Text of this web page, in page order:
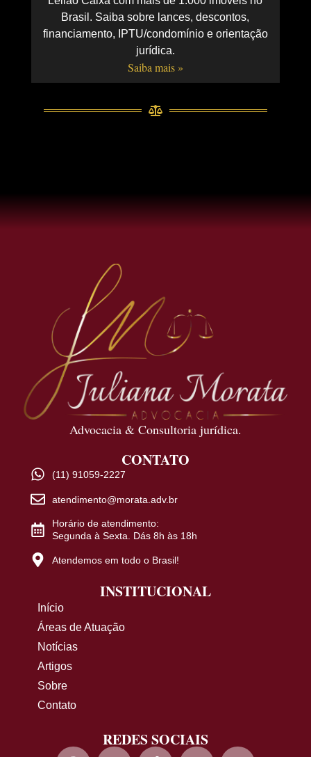
Brasil. Saiba sobre lances, descontos,
financiamento, IPTU/condomínio e orientação
jurídica.
Saiba mais »
Advocacia & Consultoria jurídica.
CONTATO
(11) 91059-2227
atendimento@morata.adv.br
Horário de atendimento:
Segunda à Sexta. Dás 8h às 18h
Atendemos em todo o Brasil!
INSTITUCIONAL
Início
Áreas de Atuação
Notícias
Artigos
Sobre
Contato
REDES SOCIAIS